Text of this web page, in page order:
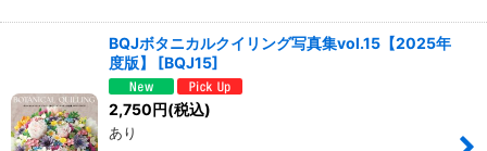
BQJボタニカルクイリング写真集vol.15【2025年
度版】
[BQJ15]
2,750円(税込)
あり